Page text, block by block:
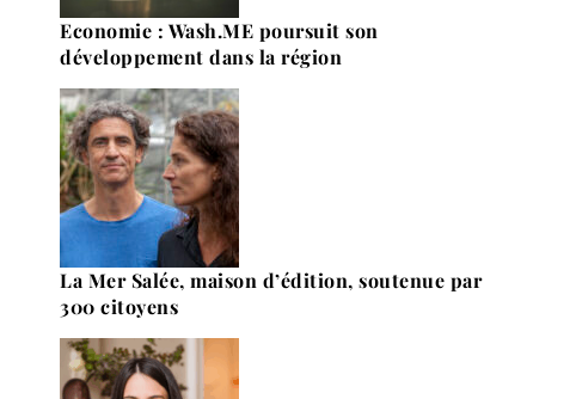
Economie : Wash.ME poursuit son
développement dans la région
La Mer Salée, maison d’édition, soutenue par
300 citoyens